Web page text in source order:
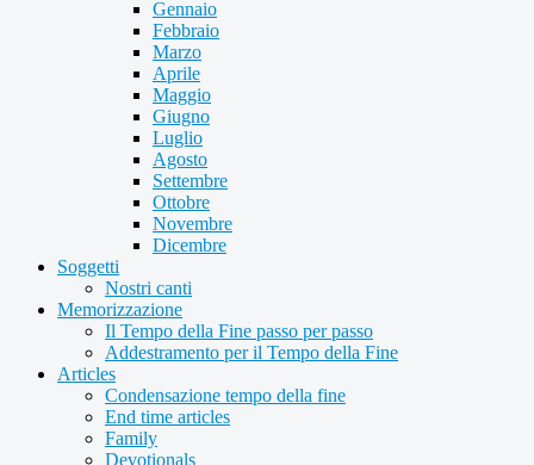
Gennaio
Febbraio
Marzo
Aprile
Maggio
Giugno
Luglio
Agosto
Settembre
Ottobre
Novembre
Dicembre
Soggetti
Nostri canti
Memorizzazione
Il Tempo della Fine passo per passo
Addestramento per il Tempo della Fine
Articles
Condensazione tempo della fine
End time articles
Family
Devotionals